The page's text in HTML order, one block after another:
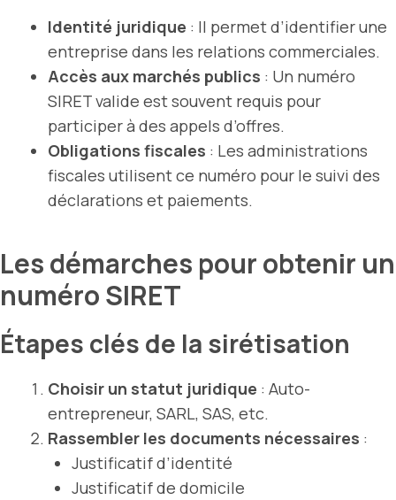
Identité juridique : Il permet d’identifier une
entreprise dans les relations commerciales.
Accès aux marchés publics : Un numéro
SIRET valide est souvent requis pour
participer à des appels d’offres.
Obligations fiscales : Les administrations
fiscales utilisent ce numéro pour le suivi des
déclarations et paiements.
Les démarches pour obtenir un
numéro SIRET
Étapes clés de la sirétisation
Choisir un statut juridique : Auto-
entrepreneur, SARL, SAS, etc.
Rassembler les documents nécessaires :
Justificatif d’identité
Justificatif de domicile